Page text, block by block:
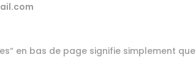
es“ en bas de page signifie simplement que